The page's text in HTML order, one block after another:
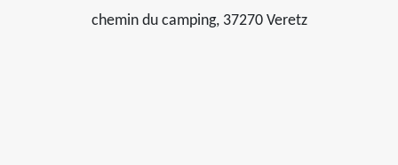
chemin du camping, 37270 Veretz